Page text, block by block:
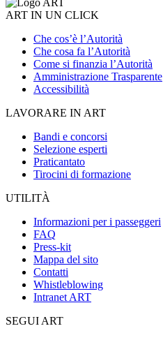
ART IN UN CLICK
Che cos’è l’Autorità
Che cosa fa l’Autorità
Come si finanzia l’Autorità
Amministrazione Trasparente
Accessibilità
LAVORARE IN ART
Bandi e concorsi
Selezione esperti
Praticantato
Tirocini di formazione
UTILITÀ
Informazioni per i passeggeri
FAQ
Press-kit
Mappa del sito
Contatti
Whistleblowing
Intranet ART
SEGUI ART